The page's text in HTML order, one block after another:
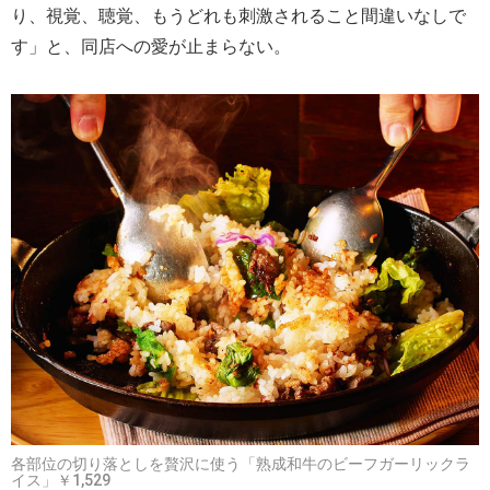
り、視覚、聴覚、もうどれも刺激されること間違いなしで
す」と、同店への愛が止まらない。
各部位の切り落としを贅沢に使う「熟成和牛のビーフガーリックラ
イス」￥1,529